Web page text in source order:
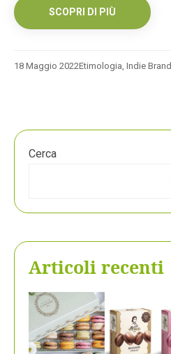
SCOPRI DI PIÙ
18 Maggio 2022Etimologia, Indie Brand
Cerca
Articoli recenti